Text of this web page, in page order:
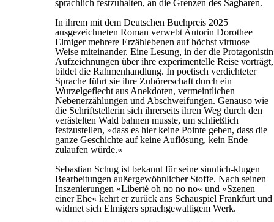
sprachlich festzuhalten, an die Grenzen des Sagbaren.
In ihrem mit dem Deutschen Buchpreis 2025
ausgezeichneten Roman verwebt Autorin Dorothee
Elmiger mehrere Erzählebenen auf höchst virtuose
Weise miteinander. Eine Lesung, in der die Protagonistin
Aufzeichnungen über ihre experimentelle Reise vorträgt,
bildet die Rahmenhandlung. In poetisch verdichteter
Sprache führt sie ihre Zuhörerschaft durch ein
Wurzelgeflecht aus Anekdoten, vermeintlichen
Nebenerzählungen und Abschweifungen. Genauso wie
die Schriftstellerin sich ihrerseits ihren Weg durch den
verästelten Wald bahnen musste, um schließlich
festzustellen, »dass es hier keine Pointe geben, dass die
ganze Geschichte auf keine Auflösung, kein Ende
zulaufen würde.«
Sebastian Schug ist bekannt für seine sinnlich-klugen
Bearbeitungen außergewöhnlicher Stoffe. Nach seinen
Inszenierungen »Liberté oh no no no« und »Szenen
einer Ehe« kehrt er zurück ans Schauspiel Frankfurt und
widmet sich Elmigers sprachgewaltigem Werk.